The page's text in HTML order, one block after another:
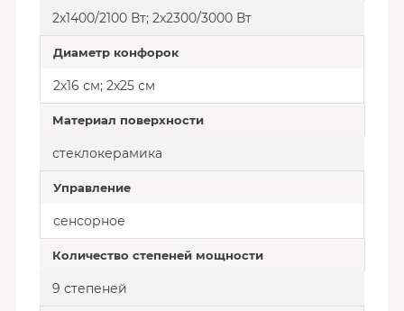
2х1400/2100 Вт; 2х2300/3000 Вт
Диаметр конфорок
2х16 см; 2х25 см
Материал поверхности
стеклокерамика
Управление
сенсорное
Количество степеней мощности
9 степеней